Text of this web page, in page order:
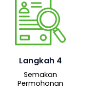
Langkah 4
Semakan
Permohonan
penyemak menyemak
yang dikemukakan. Jika
adalah lengkap
pegawai pelulus untuk
tindakan seterusnya.